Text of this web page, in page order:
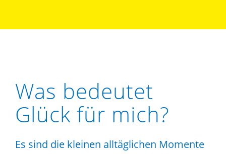
Was bedeutet
Glück für mich?
Es sind die kleinen alltäglichen Momente